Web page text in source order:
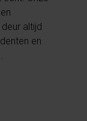
altijd
en